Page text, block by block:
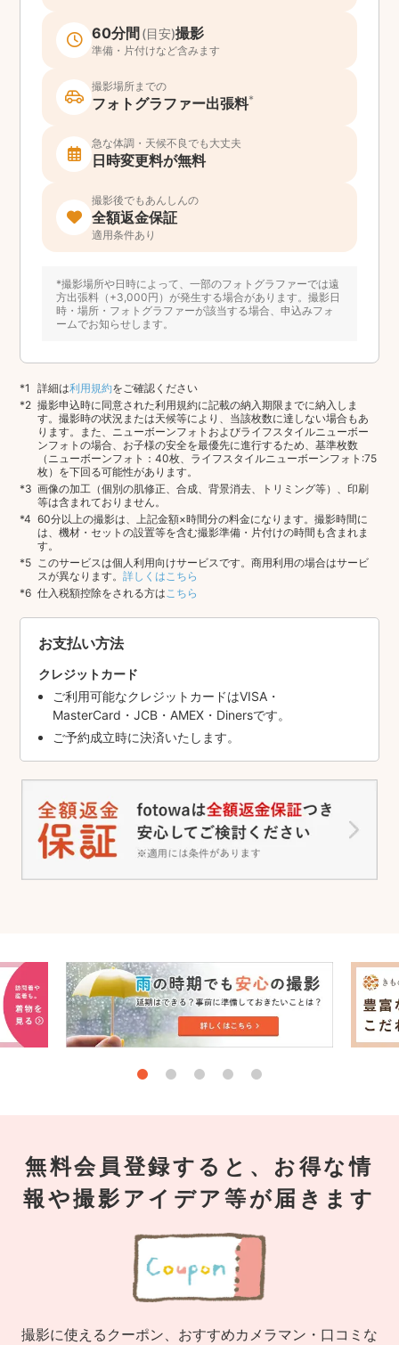
60分間 (目安)撮影
準備・片付けなど含みます
撮影場所までの
フォトグラファー出張料*
急な体調・天候不良でも大丈夫
日時変更料が無料
撮影後でもあんしんの
全額返金保証
適用条件あり
*撮影場所や日時によって、一部のフォトグラファーでは遠
方出張料（+3,000円）が発生する場合があります。撮影日
時・場所・フォトグラファーが該当する場合、申込みフォ
ームでお知らせします。
詳細は利用規約をご確認ください
撮影申込時に同意された利用規約に記載の納入期限までに納入しま
す。撮影時の状況または天候等により、当該枚数に達しない場合もあ
ります。また、ニューボーンフォトおよびライフスタイルニューボー
ンフォトの場合、お子様の安全を最優先に進行するため、基準枚数
（ニューボーンフォト：40枚、ライフスタイルニューボーンフォト:75
枚）を下回る可能性があります。
画像の加工（個別の肌修正、合成、背景消去、トリミング等）、印刷
等は含まれておりません。
60分以上の撮影は、上記金額×時間分の料金になります。撮影時間に
は、機材・セットの設置等を含む撮影準備・片付けの時間も含まれま
す。
このサービスは個人利用向けサービスです。商用利用の場合はサービ
スが異なります。詳しくはこちら
仕入税額控除をされる方は こちら
お支払い方法
クレジットカード
ご利用可能なクレジットカードはVISA・
MasterCard・JCB・AMEX・Dinersです。
ご予約成立時に決済いたします。
無料会員登録すると、お得な情
報や撮影アイデア等が届きます
撮影に使えるクーポン、おすすめカメラマン・口コミな